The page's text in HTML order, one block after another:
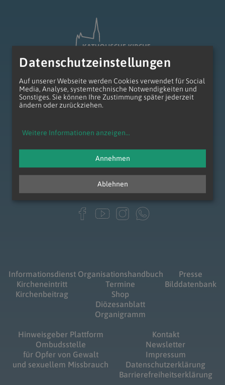
Erzdiözese Wien
1010 Wien
Tel.: +43 1 51552 - 0
anliegen@edw.or.at
Informationsdienst
Kircheneintritt
Kirchenbeitrag
Organisationshandbuch
Termine
Shop
Diözesanblatt
Organigramm
Presse
Bilddatenbank
Hinweisgeber Plattform
Ombudsstelle
für Opfer von Gewalt
und sexuellem Missbrauch
Kontakt
Newsletter
Impressum
Datenschutzerklärung
Barrierefreiheitserklärung
Datenschutzeinstellungen
Auf unserer Webseite werden Cookies verwendet für Social
Media, Analyse, systemtechnische Notwendigkeiten und
Sonstiges. Sie können Ihre Zustimmung später jederzeit
ändern oder zurückziehen.
Weitere Informationen anzeigen...
Ablehnen
Annehmen